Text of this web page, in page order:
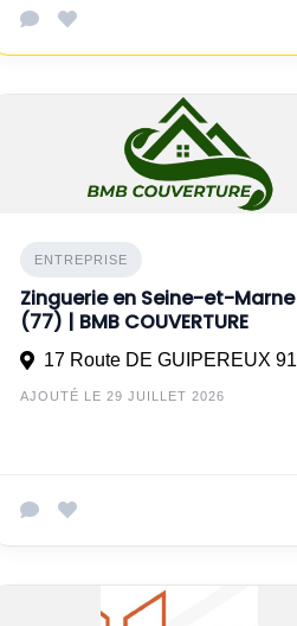
ENTREPRISE
Zinguerie en Seine-et-Marne
(77) | BMB COUVERTURE
AJOUTÉ LE 29 JUILLET 2026